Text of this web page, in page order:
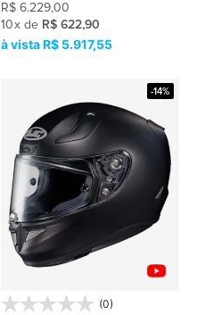
R$ 6.229,00
10x de R$ 622,90
R$ 5.917,55
-14%
(0)